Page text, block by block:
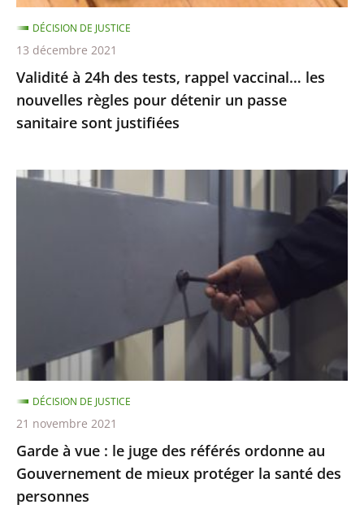
règles
pour
détenir
un
passe
sanitaire
justifiées
Validité à 24h des tests, rappel vaccinal… les
nouvelles règles pour détenir un passe
sanitaire sont justifiées
DÉCISION DE JUSTICE
13 décembre 2021
Garde
ordonne
au
Gouvernement
de
mieux
protéger
la
Garde à vue : le juge des référés ordonne au
Gouvernement de mieux protéger la santé des
personnes
DÉCISION DE JUSTICE
21 novembre 2021